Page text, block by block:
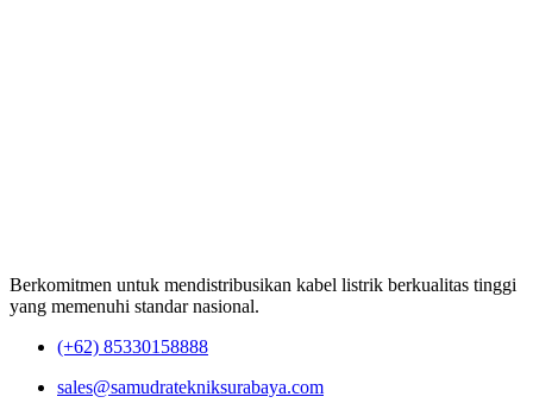
Berkomitmen untuk mendistribusikan kabel listrik berkualitas tinggi
yang memenuhi standar nasional.
(+62) 85330158888
sales@samudratekniksurabaya.com